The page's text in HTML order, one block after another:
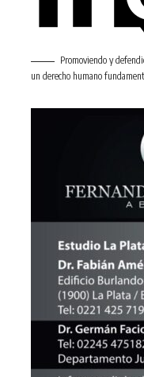
Promoviendo y
un derecho humano